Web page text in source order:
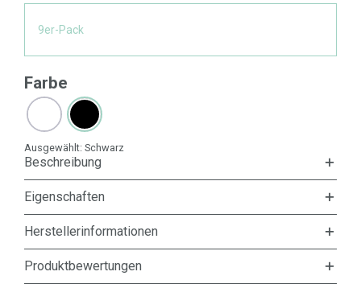
9er-Pack
Farbe
Ausgewählt: Schwarz
Beschreibung
Eigenschaften
Herstellerinformationen
Produktbewertungen